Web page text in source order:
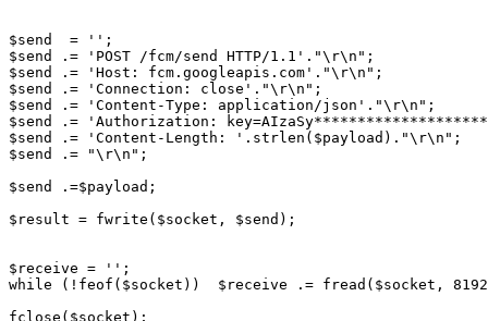
$send  = '';
$send .= 'POST /fcm/send HTTP/1.1'."\r\n";
$send .= 'Host: fcm.googleapis.com'."\r\n";
$send .= 'Connection: close'."\r\n";
$send .= 'Content-Type: application/json'."\r\n";
$send .= 'Authorization:
$send .= 'Content-Length: '.strlen($payload)."\r\n";
$send .= "\r\n";
$send .=$payload;
$result = fwrite($socket, $send);
$receive = '';
while (!feof($socket))  $receive .= fread($socket,
fclose($socket);